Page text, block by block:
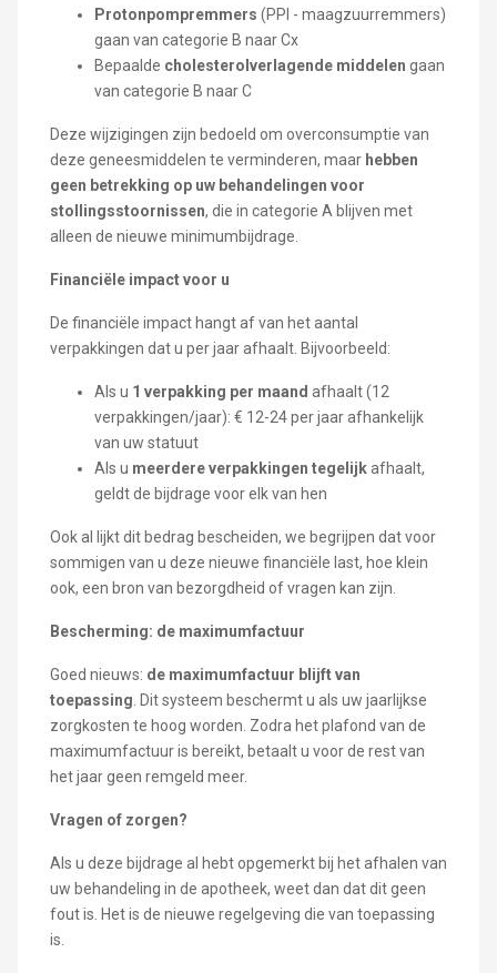
Protonpompremmers (PPI - maagzuurremmers)
gaan van categorie B naar Cx
Bepaalde cholesterolverlagende middelen gaan
van categorie B naar C
Deze wijzigingen zijn bedoeld om overconsumptie van
deze geneesmiddelen te verminderen, maar hebben
geen betrekking op uw behandelingen voor
stollingsstoornissen, die in categorie A blijven met
alleen de nieuwe minimumbijdrage.
Financiële impact voor u
De financiële impact hangt af van het aantal
verpakkingen dat u per jaar afhaalt. Bijvoorbeeld:
Als u 1 verpakking per maand afhaalt (12
verpakkingen/jaar): € 12-24 per jaar afhankelijk
van uw statuut
Als u meerdere verpakkingen tegelijkafhaalt,
geldt de bijdrage voor elk van hen
Ook al lijkt dit bedrag bescheiden, we begrijpen dat voor
sommigen van u deze nieuwe financiële last, hoe klein
ook, een bron van bezorgdheid of vragen kan zijn.
Bescherming: de maximumfactuur
Goed nieuws: de maximumfactuur blijft van
toepassing. Dit systeem beschermt u als uw jaarlijkse
zorgkosten te hoog worden. Zodra het plafond van de
maximumfactuur is bereikt, betaalt u voor de rest van
het jaar geen remgeld meer.
Vragen of zorgen?
Als u deze bijdrage al hebt opgemerkt bij het afhalen van
uw behandeling in de apotheek, weet dan dat dit geen
fout is. Het is de nieuwe regelgeving die van toepassing
is.